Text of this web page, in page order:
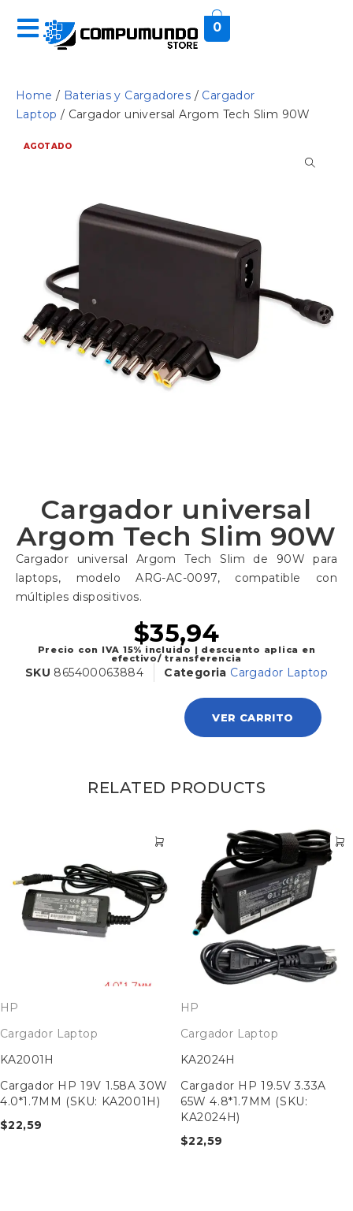
0
Home / Baterias y Cargadores / Cargador
Laptop / Cargador universal Argom Tech Slim 90W
AGOTADO
Cargador universal
Argom Tech Slim 90W
Cargador universal Argom Tech Slim de 90W para
laptops, modelo ARG-AC-0097, compatible con
múltiples dispositivos.
$35,94
Precio con IVA 15% incluido | descuento aplica en
efectivo/ transferencia
SKU 865400063884 Categoria Cargador Laptop
VER CARRITO
RELATED PRODUCTS
HP
Cargador Laptop
KA2001H
Cargador HP 19V 1.58A 30W
4.0*1.7MM (SKU: KA2001H)
$22,59
HP
Cargador Laptop
KA2024H
Cargador HP 19.5V 3.33A
65W 4.8*1.7MM (SKU:
KA2024H)
$22,59